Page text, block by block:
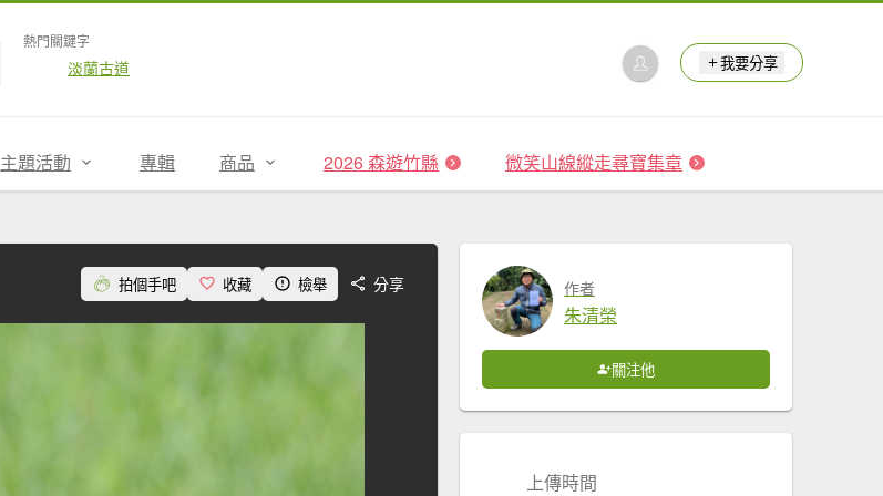
熱門關鍵字
淡蘭古道 我要分享
主題活動 專輯 商品 2026 森遊竹縣 微笑山線縱走尋寶集章
拍個手吧 收藏 檢舉 分享 作者
朱清榮
關注他
上傳時間